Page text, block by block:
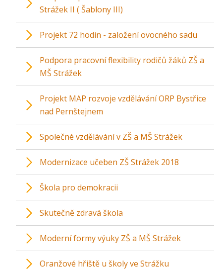
Strážek II ( Šablony III)
Projekt 72 hodin - založení ovocného sadu
Podpora pracovní flexibility rodičů žáků ZŠ a
MŠ Strážek
Projekt MAP rozvoje vzdělávání ORP Bystřice
nad Pernštejnem
Společné vzdělávání v ZŠ a MŠ Strážek
Modernizace učeben ZŠ Strážek 2018
Škola pro demokracii
Skutečně zdravá škola
Moderní formy výuky ZŠ a MŠ Strážek
Oranžové hřiště u školy ve Strážku